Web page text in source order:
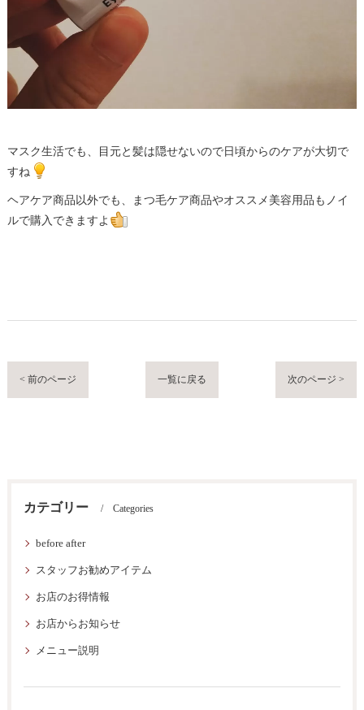
マスク生活でも、目元と髪は隠せないので日頃からのケアが大切で
すね
ヘアケア商品以外でも、まつ毛ケア商品やオススメ美容用品もノイ
ルで購入できますよ
< 前のページ 一覧に戻る 次のページ >
カテゴリー Categories
before after
スタッフお勧めアイテム
お店のお得情報
お店からお知らせ
メニュー説明